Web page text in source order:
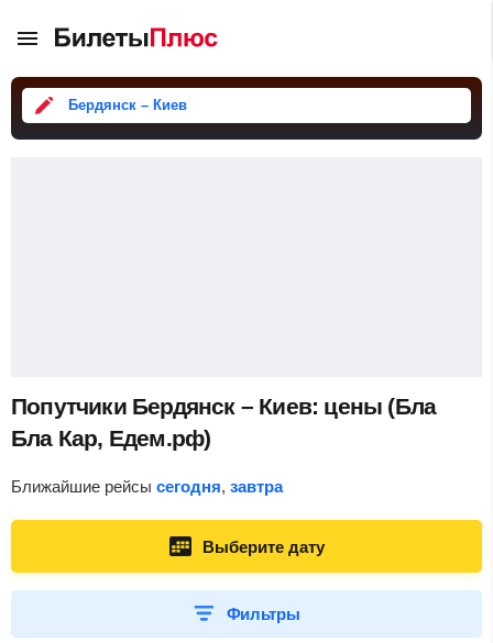
Бердянск – Киев
Попутчики Бердянск – Киев: цены (Бла
Бла Кар, Едем.рф)
Ближайшие рейсы сегодня, завтра
Выберите дату
Фильтры